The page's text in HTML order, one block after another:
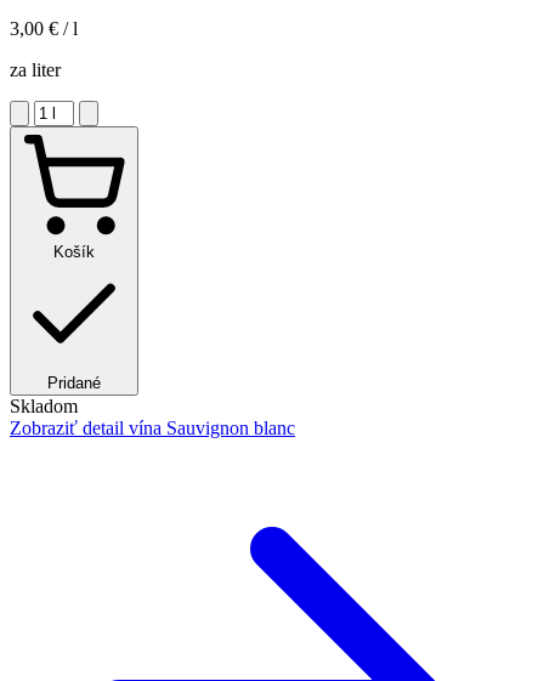
3,00 € / l
za liter
Košík
Pridané
Skladom
Zobraziť detail vína Sauvignon blanc